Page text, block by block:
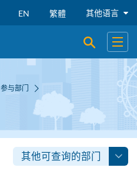
EN 繁體 其他语言
开启搜寻
开启
参与部门
其他可查询的部门